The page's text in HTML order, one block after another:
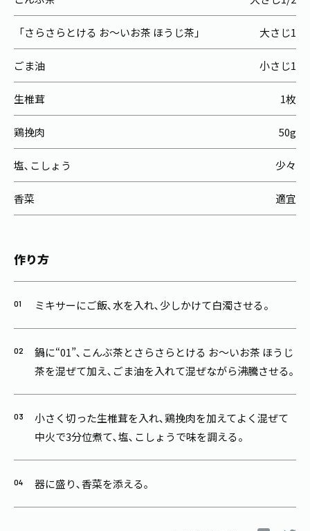
「さらさらとける お～いお茶 ほうじ茶」 大さじ1
ごま油 小さじ1
生椎茸 1枚
鶏挽肉 50g
塩､こしょう 少々
香菜 適宜
作り方
ミキサーにご飯､水を入れ､少しかけて白濁させる。
鍋に“01”､こんぶ茶とさらさらとける お～いお茶 ほうじ
茶を混ぜて加え､ごま油を入れて混ぜながら沸騰させる｡
小さく切った生椎茸を入れ､鶏挽肉を加えてよく混ぜて
中火で3分位煮て､塩､こしょうで味を調える。
器に盛り､香菜を添える｡